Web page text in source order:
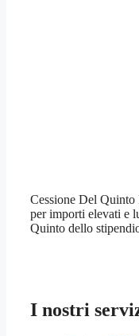
Cessione Del Quinto
per importi elevati e
Quinto dello
I nostri